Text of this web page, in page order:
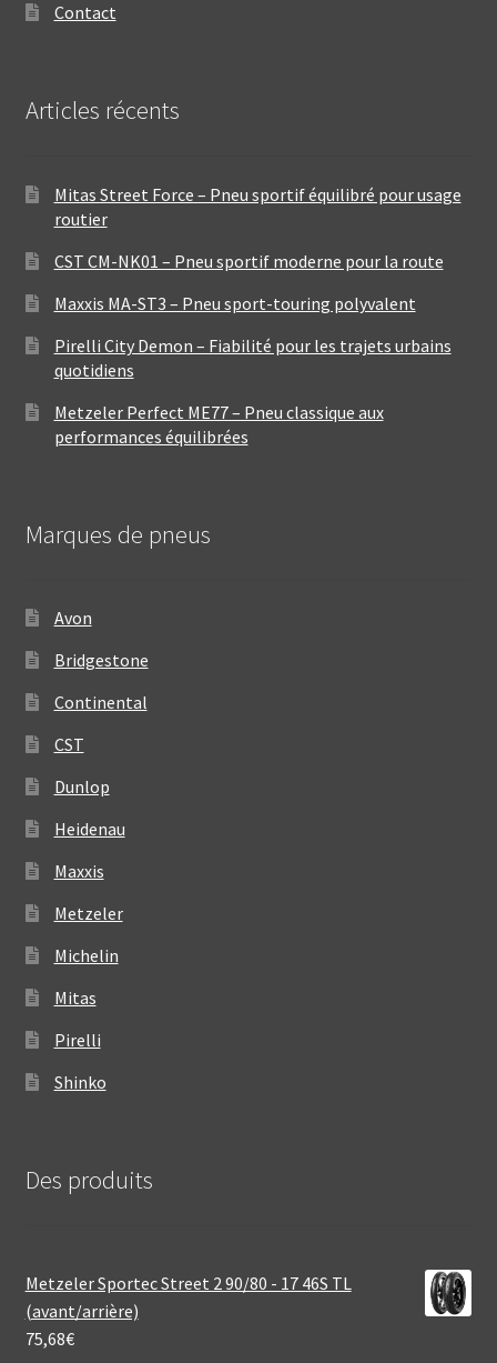
Contact
Articles récents
Mitas Street Force – Pneu sportif équilibré pour usage
routier
CST CM-NK01 – Pneu sportif moderne pour la route
Maxxis MA-ST3 – Pneu sport-touring polyvalent
Pirelli City Demon – Fiabilité pour les trajets urbains
quotidiens
Metzeler Perfect ME77 – Pneu classique aux
performances équilibrées
Marques de pneus
Avon
Bridgestone
Continental
CST
Dunlop
Heidenau
Maxxis
Metzeler
Michelin
Mitas
Pirelli
Shinko
Des produits
Metzeler Sportec Street 2 90/80 - 17 46S TL
(avant/arrière)
75,68€